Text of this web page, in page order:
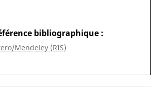
bibliographique
Mendeley (RIS)